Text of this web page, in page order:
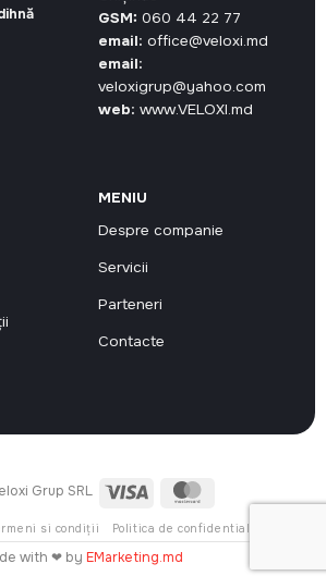
GSM: 060 44 22 77
email: office@veloxi.md
email:
veloxigrup@yahoo.com
web: www.VELOXI.md
MENIU
Despre companie
Servicii
Parteneri
Contacte
Grup SRL Visa
si condiții Politica de confidentialitate
with ❤ by EMarketing.md